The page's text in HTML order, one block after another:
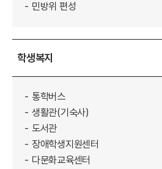
민방위 편성
학생복지
통학버스
생활관(기숙사)
도서관
장애학생지원센터
다문화교육센터